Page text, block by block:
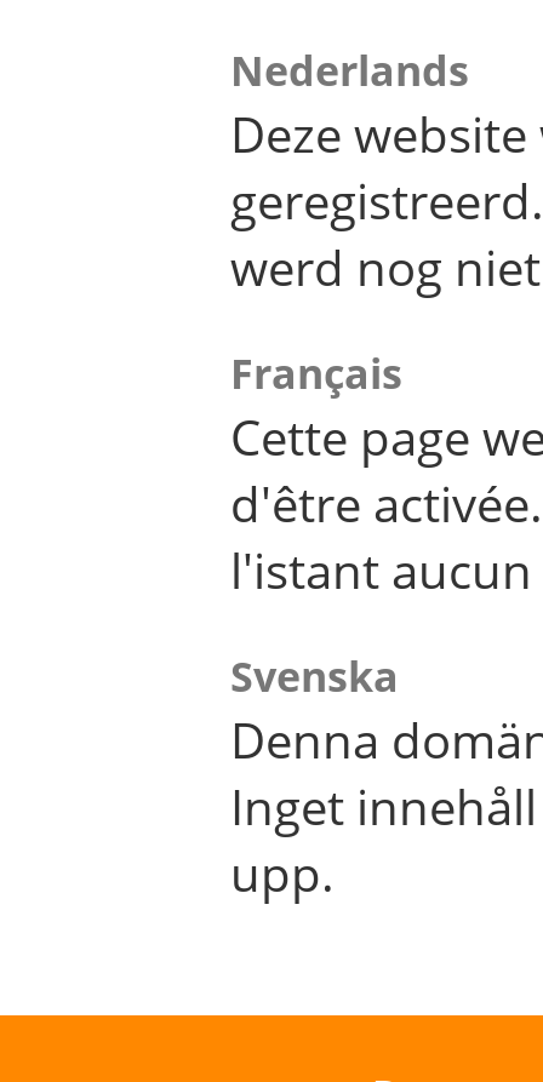
Nederlands
Deze
werd nog
Français
Cette page
d'être
l'istant
Svenska
Denna
Inget
upp.